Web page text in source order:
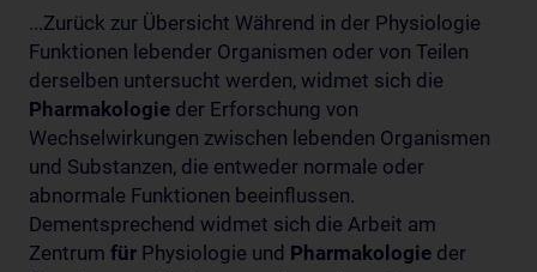
...Zurück zur Übersicht Während in der Physiologie
Funktionen lebender Organismen oder von Teilen
derselben untersucht werden, widmet sich die
Pharmakologie der Erforschung von
Wechselwirkungen zwischen lebenden Organismen
und Substanzen, die entweder normale oder
abnormale Funktionen beeinflussen.
Dementsprechend widmet sich die Arbeit am
Zentrum für Physiologie und Pharmakologie der